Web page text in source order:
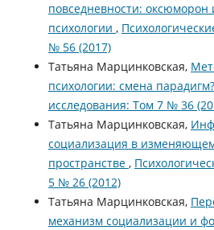
повседневности:
психологии ,
№ 56 (2017)
Татьяна Марцинковская,
психологии: смена
исследования: Том 7 № 36
Татьяна Марцинковская,
социализация в
пространстве ,
5 № 26 (2012)
Татьяна Марцинковская,
механизм социализации и